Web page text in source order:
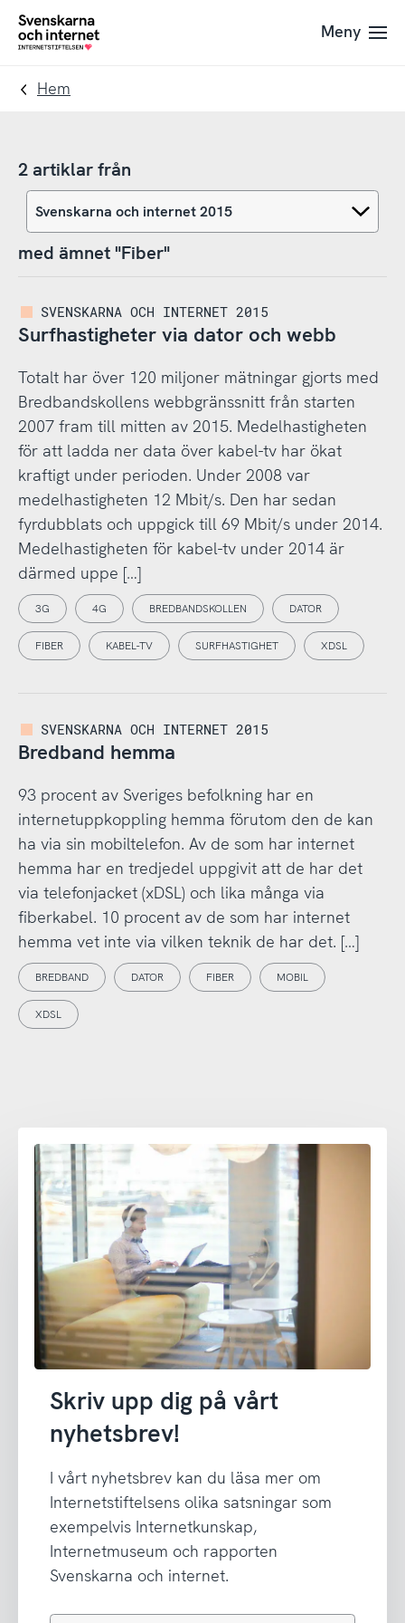
Till
navigation
Till
innehåll
To
Meny
Hem
2 artiklar från
med ämnet "Fiber"
SVENSKARNA OCH INTERNET 2015
Surfhastigheter via dator och webb
Totalt har över 120 miljoner mätningar gjorts med
Bredbandskollens webbgränssnitt från starten
2007 fram till mitten av 2015. Medelhastigheten
för att ladda ner data över kabel-tv har ökat
kraftigt under perioden. Under 2008 var
medelhastigheten 12 Mbit/s. Den har sedan
fyrdubblats och uppgick till 69 Mbit/s under 2014.
Medelhastigheten för kabel-tv under 2014 är
därmed uppe […]
3G 4G BREDBANDSKOLLEN DATOR
FIBER KABEL-TV SURFHASTIGHET XDSL
SVENSKARNA OCH INTERNET 2015
Bredband hemma
93 procent av Sveriges befolkning har en
internetuppkoppling hemma förutom den de kan
ha via sin mobiltelefon. Av de som har internet
hemma har en tredjedel uppgivit att de har det
via telefonjacket (xDSL) och lika många via
fiberkabel. 10 procent av de som har internet
hemma vet inte via vilken teknik de har det. […]
BREDBAND DATOR FIBER MOBIL
XDSL
Skriv upp dig på vårt
nyhetsbrev!
I vårt nyhetsbrev kan du läsa mer om
Internetstiftelsens olika satsningar som
exempelvis Internetkunskap,
Internetmuseum och rapporten
Svenskarna och internet.